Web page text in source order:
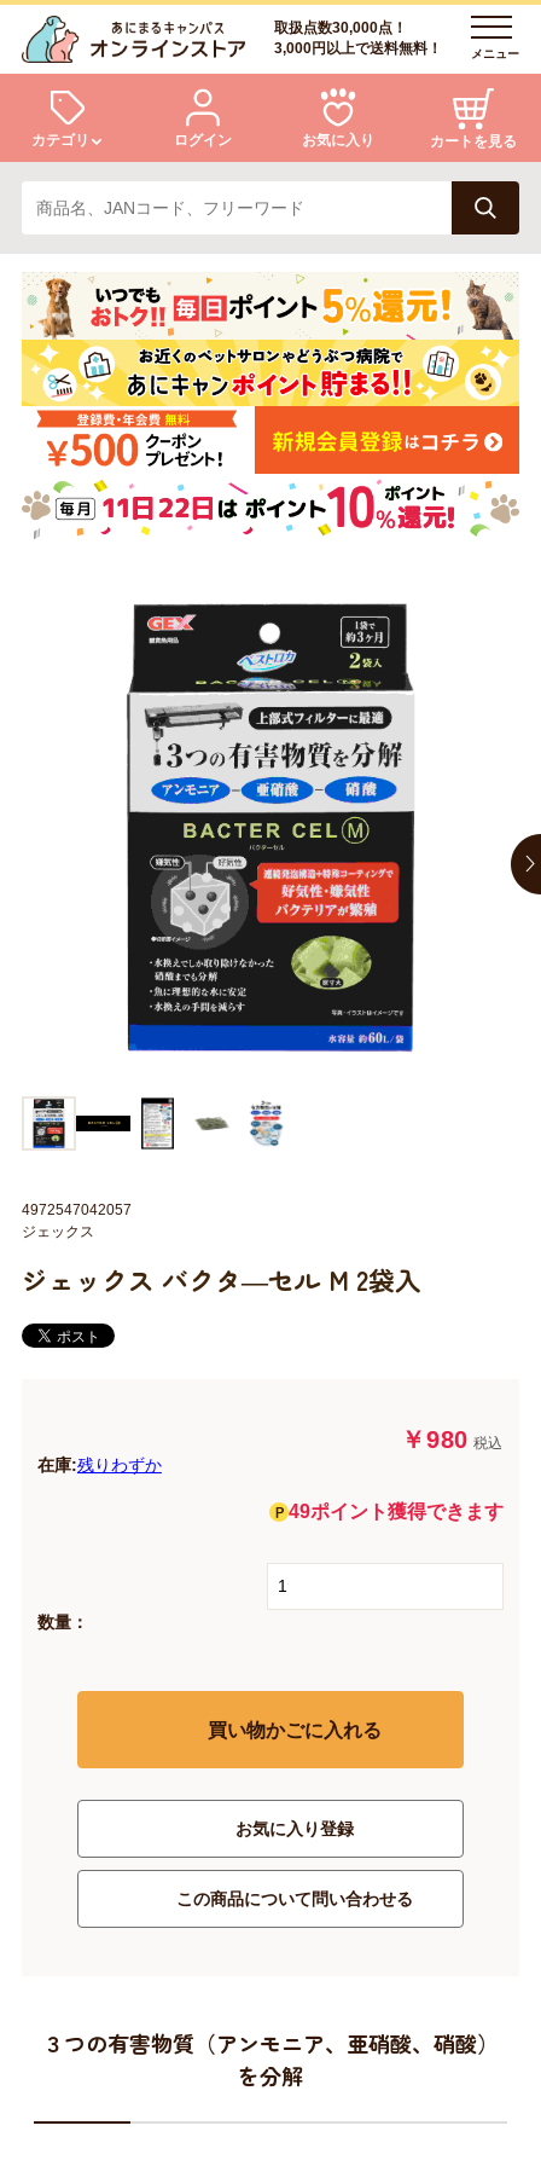
取扱点数30,000点！
3,000円以上で送料無料！
メニュー
カテゴリ
犬 猫
小動物・鳥 アクア・爬虫類・昆虫
ドッグフード キャットフード
美容・ケア用品 服・おさんぽ用品
日用品（デイリー） リビング雑貨
トリマーグッズ シニアサポート
ログイン お気に入り カートを見る
ログイン
会員登録
あにまるキャンパスについて
アフターサービス
商品リクエスト
お問い合わせ
ジェックス バクタ―セル M 2袋入
￥980 税込
在庫:残りわずか
49ポイント獲得できます
数量：
買い物かごに入れる
お気に入り登録
この商品について問い合わせる
4972547042057
ジェックス
３つの有害物質（アンモニア、亜硝酸、硝酸）
を分解